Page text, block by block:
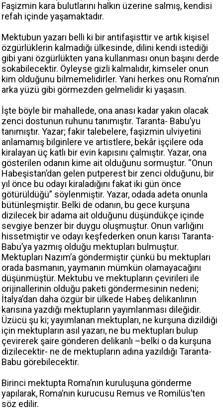
Faşizmin kara bulutlarını halkın üzerine salmış, kendisi
refah içinde yaşamaktadır.
Mektubun yazarı belli ki bir antifaşisttir ve artık kişisel
özgürlüklerin kalmadığı ülkesinde, dilini kendi istediği
gibi yani özgürlükten yana kullanması onun başını derde
sokabilecektir. Öyleyse gizli kalmalıdır, kimseler onun
kim olduğunu bilmemelidirler. Yani herkes onu Roma’nın
arka yüzü gibi görmezden gelmelidir ki yaşasın.
İşte böyle bir mahallede, ona anası kadar yakın olacak
zenci dostunun ruhunu tanımıştır. Taranta- Babu’yu
tanımıştır. Yazar; fakir talebelere, faşizmin ulviyetini
anlamamış bilginlere ve artistlere, bekâr işçilere oda
kiralayan üç katlı bir evin kapısını çalmıştır. Yazar, ona
gösterilen odanın kime ait olduğunu sormuştur. “Onun
Habeşistan’dan gelen putperest bir zenci olduğunu, bir
yıl önce bu odayı kiraladığını fakat iki gün önce
götürüldüğü” söylenmiştir. Yazar, odada adeta onunla
bütünleşmiştir. Belki de odanın, bu gece kurşuna
dizilecek bir adama ait olduğunu düşündükçe içinde
sevgiye benzer bir duygu oluşmuştur. Onun varlığını
hissetmiştir ve odayı keşfederken onun karısı Taranta-
Babu’ya yazmış olduğu mektupları bulmuştur.
Mektupları Nazım’a göndermiştir çünkü bu mektupları
orada basmanın, yaymanın mümkün olamayacağını
düşünmüştür. Mektubu ve mektupların çevirileri ile
orijinallerinin olduğu paketi göndermesinin nedeni;
İtalya’dan daha özgür bir ülkede Habeş delikanlının
karısına yazdığı mektupların yayımlanması dileğidir.
Üzücü şu ki; yayımlanan mektupları, ne kurşuna dizildiği
için mektupların asıl yazarı, ne bu mektupları bulup
çevirerek şaire gönderen delikanlı –belki o da kurşuna
dizilecektir- ne de mektupların adına yazıldığı Taranta-
Babu görebilecektir.
Birinci mektupta Roma’nın kuruluşuna gönderme
yapılarak, Roma’nın kurucusu Remus ve Romilüs’ten
söz edilir.